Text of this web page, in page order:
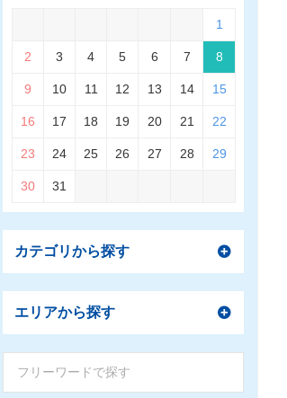
1
2 3 4 5 6 7 8
9 10 11 12 13 14 15
16 17 18 19 20 21 22
23 24 25 26 27 28 29
30 31
カテゴリから探す
エリアから探す